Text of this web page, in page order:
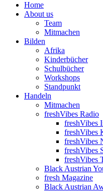
Home
About us
Team
Mitmachen
Bilden
Afrika
Kinderbücher
Schulbücher
Workshops
Standpunkt
Handeln
Mitmachen
freshVibes Radio
freshVibes
freshVibes
freshVibes
freshVibes
freshVibes
Black Austrian
fresh Magazine
Black Austrian